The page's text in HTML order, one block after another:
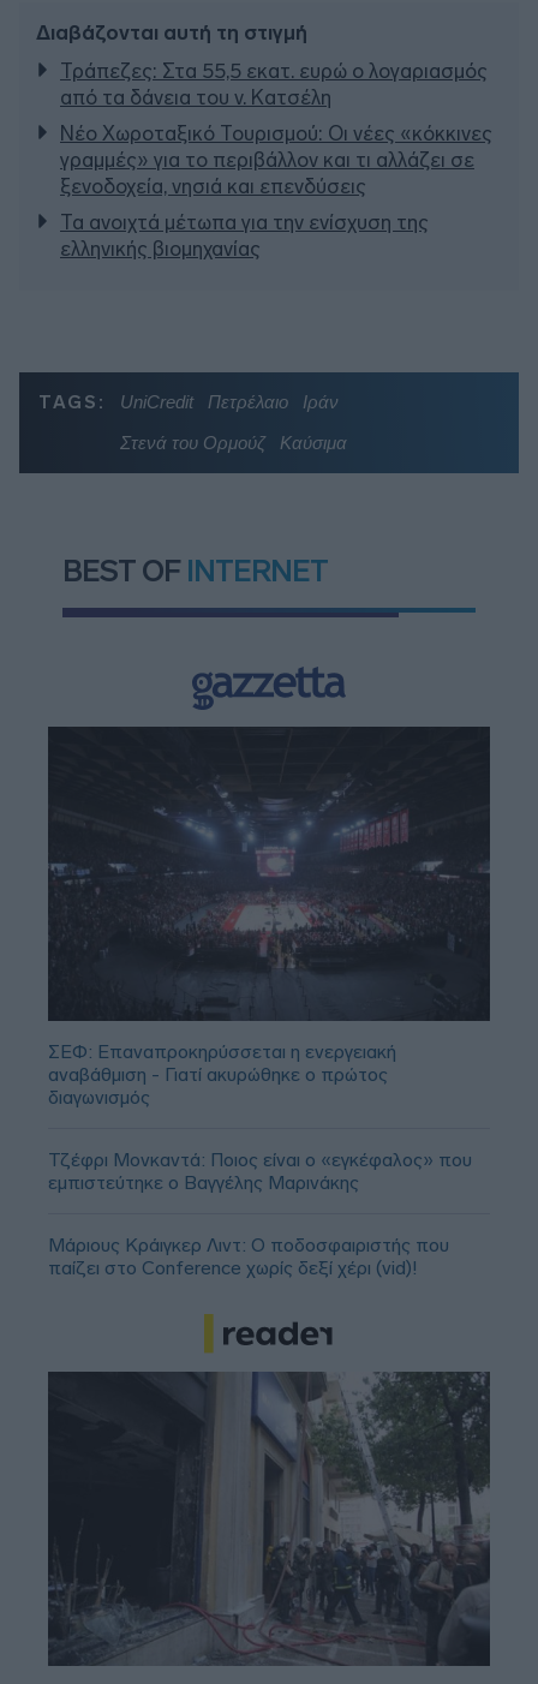
Διαβάζονται αυτή τη στιγμή
Τράπεζες: Στα 55,5 εκατ. ευρώ ο λογαριασμός
από τα δάνεια του ν. Κατσέλη
Νέο Χωροταξικό Τουρισμού: Οι νέες «κόκκινες
γραμμές» για το περιβάλλον και τι αλλάζει σε
ξενοδοχεία, νησιά και επενδύσεις
Τα ανοιχτά μέτωπα για την ενίσχυση της
ελληνικής βιομηχανίας
TAGS: UniCredit Πετρέλαιο
Ιράν
Στενά του Ορμούζ
Καύσιμα
BEST OF INTERNET
ΣΕΦ: Επαναπροκηρύσσεται η ενεργειακή
αναβάθμιση - Γιατί ακυρώθηκε ο πρώτος
διαγωνισμός
Τζέφρι Μονκαντά: Ποιος είναι ο «εγκέφαλος» που
εμπιστεύτηκε ο Βαγγέλης Μαρινάκης
Μάριους Κράιγκερ Λιντ: Ο ποδοσφαιριστής που
παίζει στο Conference χωρίς δεξί χέρι (vid)!